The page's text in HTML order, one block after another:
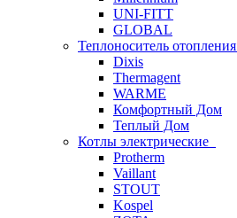
UNI-FITT
GLOBAL
Теплоноситель отопления
Dixis
Thermagent
WARME
Комфортный Дом
Теплый Дом
Котлы электрические
Protherm
Vaillant
STOUT
Kospel